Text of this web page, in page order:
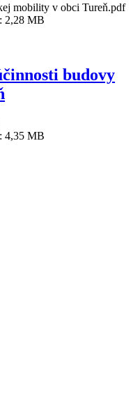
mobility v obci Tureň.pdf
2,28 MB
budovy
4,35 MB